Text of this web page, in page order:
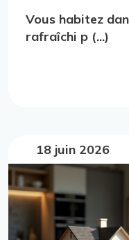
Vous habitez
rafraîchi p (...)
18 juin 2026